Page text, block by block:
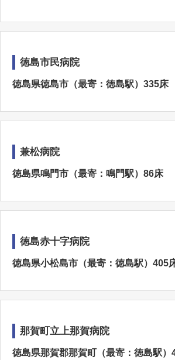
徳島市民病院
徳島県徳島市（最寄：徳島駅）335床
兼松病院
徳島県鳴門市（最寄：鳴門駅）86床
徳島赤十字病院
徳島県小松島市（最寄：徳島駅）405
那賀町立上那賀病院
徳島県那賀郡那賀町（最寄：徳島駅）